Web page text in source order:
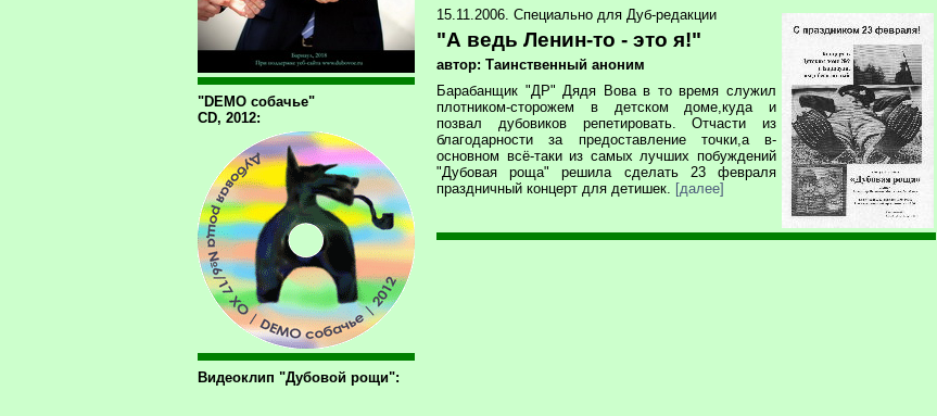
"DEMO собачье"
CD, 2012:
Видеоклип "Дубовой рощи":
15.11.2006. Специально для Дуб-редакции
"А ведь Ленин-то - это я!"
автор: Таинственный аноним
Барабанщик "ДР" Дядя Вова в то время служил
плотником-сторожем в детском доме,куда и
позвал дубовиков репетировать. Отчасти из
благодарности за предоставление точки,а в-
основном всё-таки из самых лучших побуждений
"Дубовая роща" решила сделать 23 февраля
праздничный концерт для детишек. [далее]